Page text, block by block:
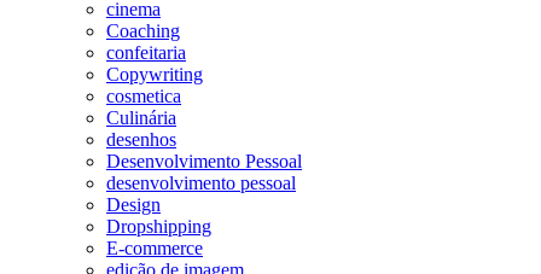
cinema
Coaching
confeitaria
Copywriting
cosmetica
Culinária
desenhos
Desenvolvimento Pessoal
desenvolvimento pessoal
Design
Dropshipping
E-commerce
edição de imagem